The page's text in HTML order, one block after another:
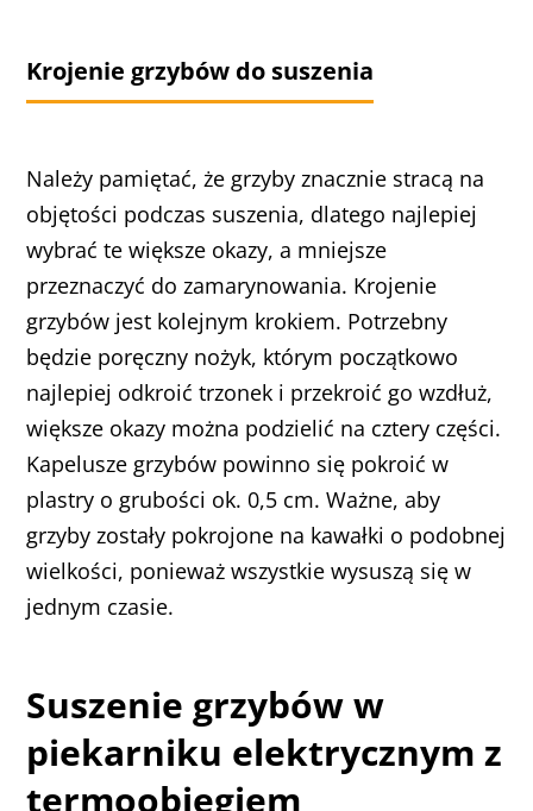
Krojenie grzybów do suszenia
Należy pamiętać, że grzyby znacznie stracą na
objętości podczas suszenia, dlatego najlepiej
wybrać te większe okazy, a mniejsze
przeznaczyć do zamarynowania. Krojenie
grzybów jest kolejnym krokiem. Potrzebny
będzie poręczny nożyk, którym początkowo
najlepiej odkroić trzonek i przekroić go wzdłuż,
większe okazy można podzielić na cztery części.
Kapelusze grzybów powinno się pokroić w
plastry o grubości ok. 0,5 cm. Ważne, aby
grzyby zostały pokrojone na kawałki o podobnej
wielkości, ponieważ wszystkie wysuszą się w
jednym czasie.
Suszenie grzybów w
piekarniku elektrycznym z
termoobiegiem